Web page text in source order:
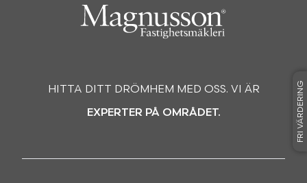
FRI VÄRDERING
HITTA DITT DRÖMHEM MED OSS. VI ÄR
EXPERTER PÅ OMRÅDET.